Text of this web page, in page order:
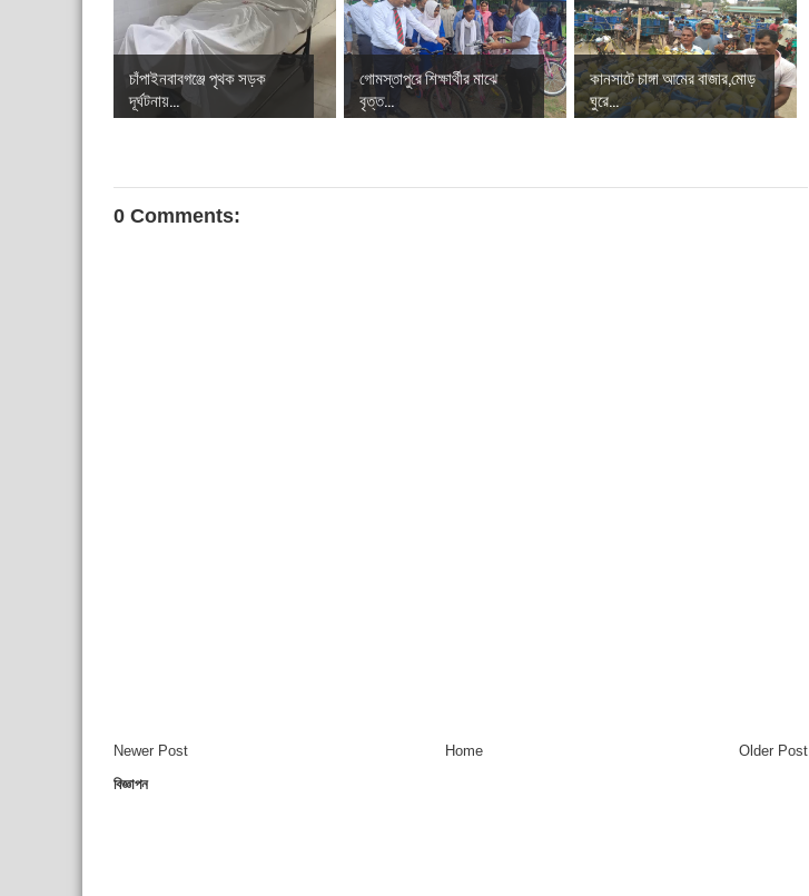
চাঁপাইনবাবগঞ্জে পৃথক সড়ক
দূর্ঘটনায়...
গোমস্তাপুরে শিক্ষার্থীর মাঝে
বৃত্ত...
কানসাটে চাঙ্গা আমের বাজার,মোড়
ঘুরে...
0 Comments:
Newer Post Older Post
Home
বিজ্ঞাপন